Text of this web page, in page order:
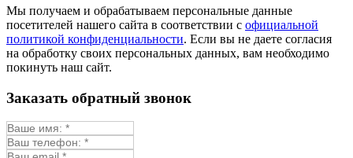
Мыльнянка
Мята
Овсяный корень
Огуречная трава
Пустырник
Репешок
Синюха
Мы получаем и обрабатываем персональные данные
посетителей нашего сайта в соответствии с официальной
политикой конфиденциальности. Если вы не даете согласия
на обработку своих персональных данных, вам необходимо
покинуть наш сайт.
Заказать обратный звонок